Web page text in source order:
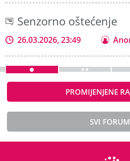
Senzorno oštećenje
26.03.2026, 23:49
PROMIJENJENE
SVI